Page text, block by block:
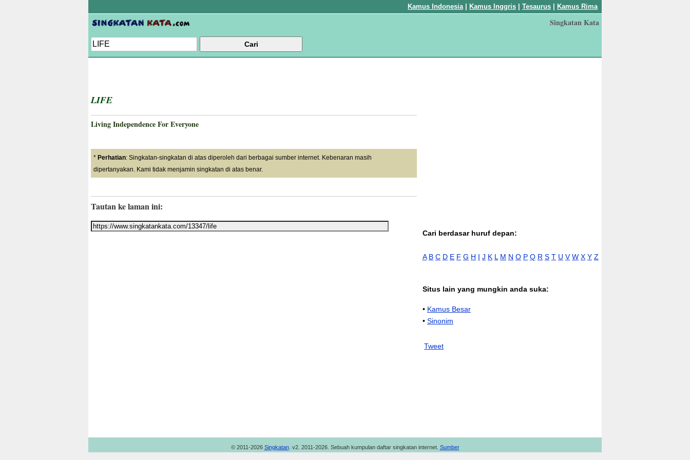
Kamus Indonesia| Kamus Inggris Tesaurus Kamus Rima
Singkatan Kata
LIFE
Living Independence For Everyone
* Perhatian: Singkatan-singkatan di atas diperoleh dari berbagai sumber internet. Kebenaran masih
dipertanyakan. Kami tidak menjamin singkatan di atas benar.
Tautan ke laman ini:
Cari berdasar huruf depan:
A B C D E F G H I J K L M N O P Q R S T U V W X Y Z
Situs lain yang mungkin anda suka:
• Kamus Besar
• Sinonim
Tweet
© 2011-2026 Singkatan. v2. 2011-2026. Sebuah kumpulan daftar singkatan internet. Sumber